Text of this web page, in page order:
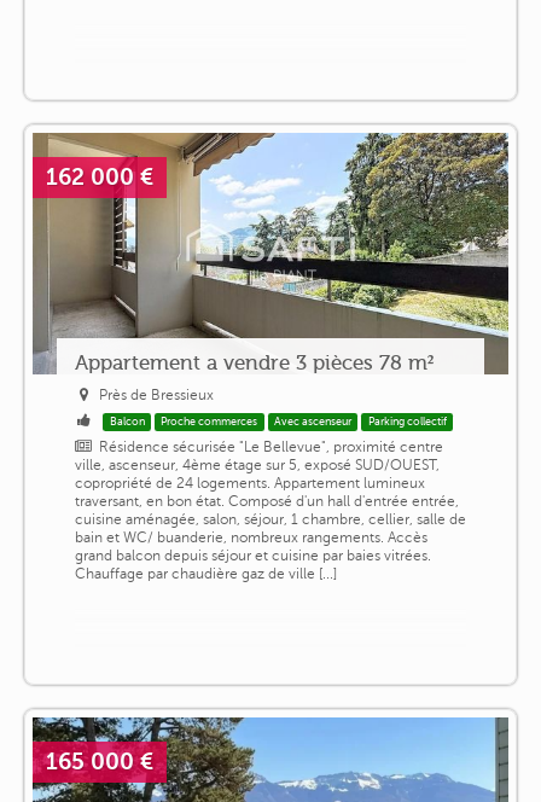
162 000 €
Appartement a vendre 3 pièces 78 m²
Près de Bressieux
Balcon Proche commerces Avec ascenseur Parking collectif
Résidence sécurisée "Le Bellevue", proximité centre
ville, ascenseur, 4ème étage sur 5, exposé SUD/OUEST,
copropriété de 24 logements. Appartement lumineux
traversant, en bon état. Composé d'un hall d'entrée entrée,
cuisine aménagée, salon, séjour, 1 chambre, cellier, salle de
bain et WC/ buanderie, nombreux rangements. Accès
grand balcon depuis séjour et cuisine par baies vitrées.
Chauffage par chaudière gaz de ville [...]
165 000 €